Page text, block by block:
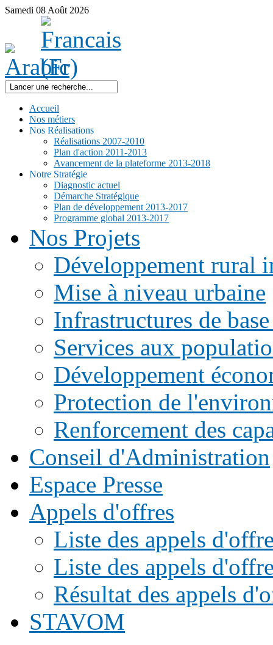
Samedi 08 Août 2026
Accueil
Nos métiers
Nos Réalisations
Réalisations 2007-2010
Plan d'action 2011-2013
Avancement de la plateforme 2013-2018
Notre Stratégie
Diagnostic actuel
Démarche Stratégique
Plan de développement 2013-2017
Programme global 2013-2017
Nos Projets
Développement rural
Mise à niveau urbaine
Infrastructures de
Services aux
Développement
Protection de
Renforcement des
Conseil d'Administration
Espace Presse
Appels d'offres
Liste des appels
Liste des appels
Résultat des appels
STAVOM